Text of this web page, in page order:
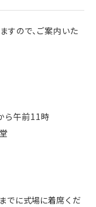
ので、ご案内いた
ら午前11時
でに式場に着席くだ